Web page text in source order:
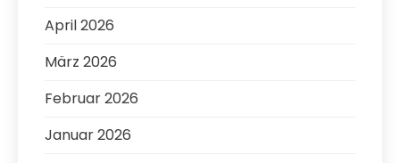
April 2026
März 2026
Februar 2026
Januar 2026